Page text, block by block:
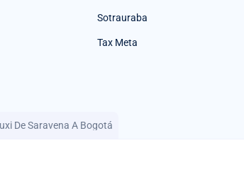
Sotrauraba
Tax Meta
De Saravena A Bogotá